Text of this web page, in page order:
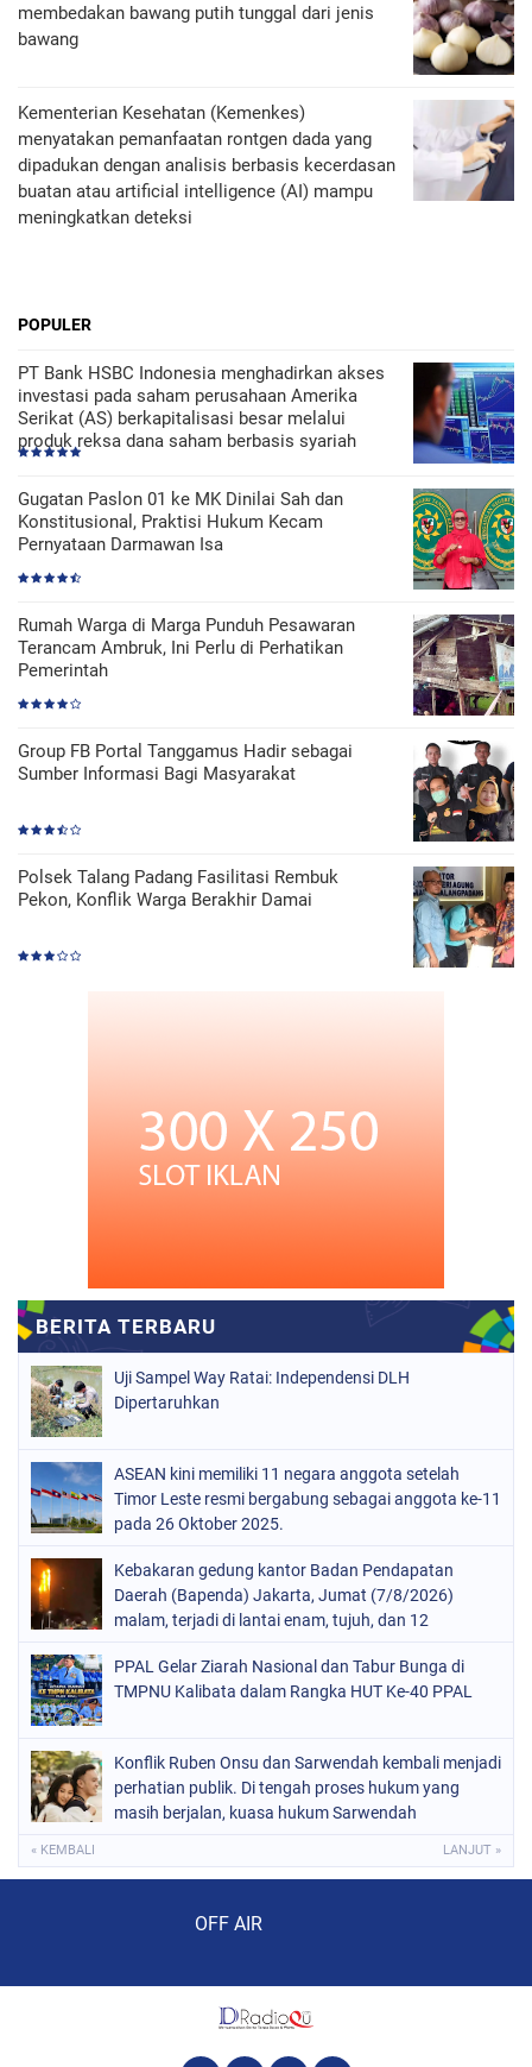
membedakan bawang putih tunggal dari jenis
bawang
Kementerian Kesehatan (Kemenkes)
menyatakan pemanfaatan rontgen dada yang
dipadukan dengan analisis berbasis kecerdasan
buatan atau artificial intelligence (AI) mampu
meningkatkan deteksi
POPULER
PT Bank HSBC Indonesia menghadirkan akses
investasi pada saham perusahaan Amerika
Serikat (AS) berkapitalisasi besar melalui
produk reksa dana saham berbasis syariah
Gugatan Paslon 01 ke MK Dinilai Sah dan
Konstitusional, Praktisi Hukum Kecam
Pernyataan Darmawan Isa
Rumah Warga di Marga Punduh Pesawaran
Terancam Ambruk, Ini Perlu di Perhatikan
Pemerintah
Group FB Portal Tanggamus Hadir sebagai
Sumber Informasi Bagi Masyarakat
Polsek Talang Padang Fasilitasi Rembuk
Pekon, Konflik Warga Berakhir Damai
Uji Sampel Way Ratai: Independensi DLH
Dipertaruhkan
ASEAN kini memiliki 11 negara anggota setelah
Timor Leste resmi bergabung sebagai anggota ke-11
pada 26 Oktober 2025.
Kebakaran gedung kantor Badan Pendapatan
Daerah (Bapenda) Jakarta, Jumat (7/8/2026)
malam, terjadi di lantai enam, tujuh, dan 12
PPAL Gelar Ziarah Nasional dan Tabur Bunga di
TMPNU Kalibata dalam Rangka HUT Ke-40 PPAL
Konflik Ruben Onsu dan Sarwendah kembali menjadi
perhatian publik. Di tengah proses hukum yang
masih berjalan, kuasa hukum Sarwendah
« KEMBALI LANJUT »
OFF AIR